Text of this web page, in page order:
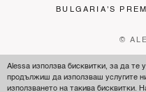
Alessa използва бисквитки, за да те
продължиш да използваш услугите
използването на такива бисквитки.
BULGARIA'S
©